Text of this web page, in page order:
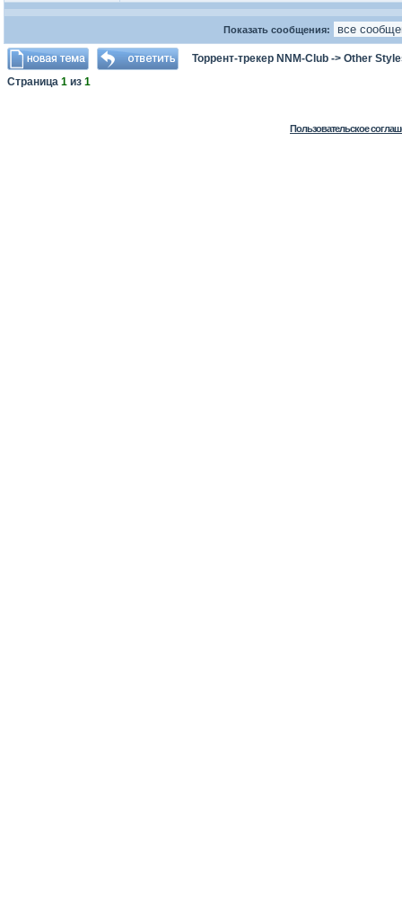
Показать сообщения:
Торрент-трекер NNM-Club -> Other
Страница 1 из 1
Пользовательское